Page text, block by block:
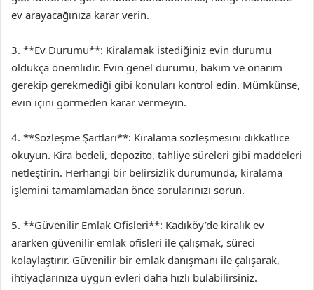
ev arayacağınıza karar verin.
3. **Ev Durumu**: Kiralamak istediğiniz evin durumu
oldukça önemlidir. Evin genel durumu, bakım ve onarım
gerekip gerekmediği gibi konuları kontrol edin. Mümkünse,
evin içini görmeden karar vermeyin.
4. **Sözleşme Şartları**: Kiralama sözleşmesini dikkatlice
okuyun. Kira bedeli, depozito, tahliye süreleri gibi maddeleri
netleştirin. Herhangi bir belirsizlik durumunda, kiralama
işlemini tamamlamadan önce sorularınızı sorun.
5. **Güvenilir Emlak Ofisleri**: Kadıköy’de kiralık ev
ararken güvenilir emlak ofisleri ile çalışmak, süreci
kolaylaştırır. Güvenilir bir emlak danışmanı ile çalışarak,
ihtiyaçlarınıza uygun evleri daha hızlı bulabilirsiniz.